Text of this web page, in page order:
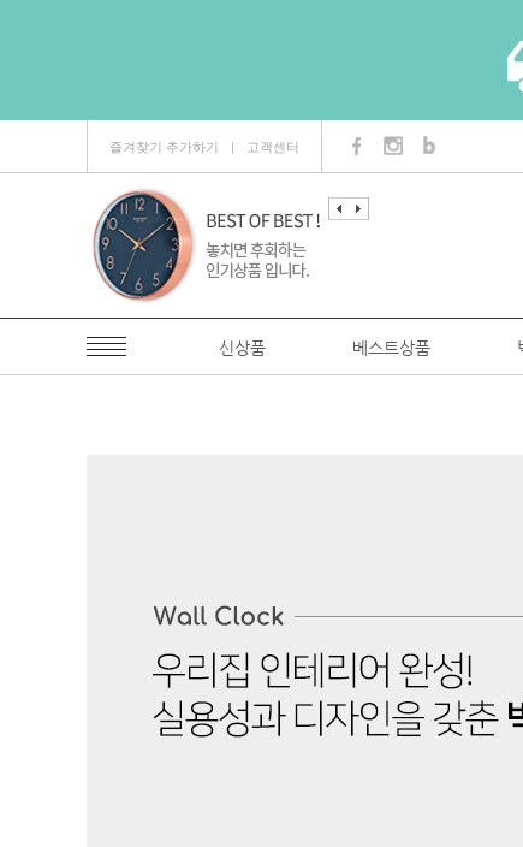
즐겨찾기 추가하기 ㅣ 고객센터
신상품 베스트상품